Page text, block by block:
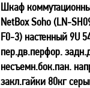
Шкаф
NetBox Soho (LN-
F0-3) настенный 9U
пер.дв.перфор.
несъемн.бок.пан.
закл.гайки 80кг